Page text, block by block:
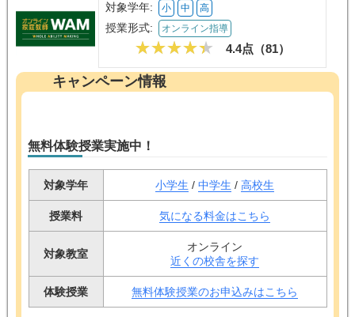
対象学年: 小 中 高
授業形式: オンライン指導
4.4点（81）
キャンペーン情報
無料体験授業実施中！
対象学年 小学生 / 中学生 / 高校生
授業料 気になる料金はこちら
対象教室
オンライン
近くの校舎を探す
体験授業 無料体験授業のお申込みはこちら